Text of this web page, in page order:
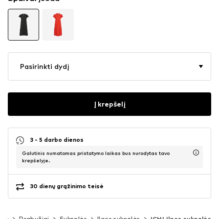
Pasirinkti dydį
Į krepšelį
3 - 5 darbo dienos
Galutinis numatomas pristatymo laikas bus nurodytas tavo
krepšelyje.
30 dienų grąžinimo teisė